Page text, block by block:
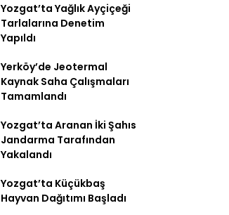
Yozgat’ta Yağlık Ayçiçeği
Tarlalarına Denetim
Yapıldı
Yerköy’de Jeotermal
Kaynak Saha Çalışmaları
Tamamlandı
Yozgat’ta Aranan İki Şahıs
Jandarma Tarafından
Yakalandı
Yozgat’ta Küçükbaş
Hayvan Dağıtımı Başladı